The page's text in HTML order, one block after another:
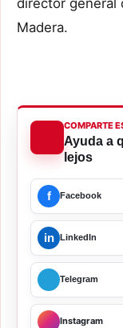
director general
Madera.
COMPARTE
Ayuda a
lejos
f Facebook
in LinkedIn
Telegram
Instagram